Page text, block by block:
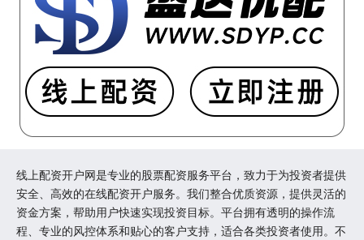
线上配资开户网是专业的股票配资服务平台，致力于为投资者提供
安全、高效的在线配资开户服务。我们整合优质资源，提供灵活的
资金方案，帮助用户快速实现投资目标。平台拥有透明的操作流
程、专业的风控体系和贴心的客户支持，适合各类投资者使用。不